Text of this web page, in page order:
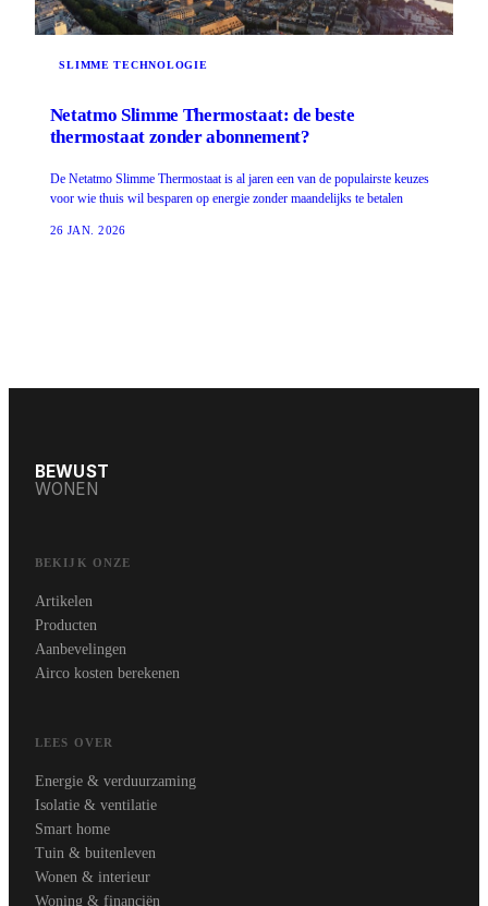
SLIMME TECHNOLOGIE
Netatmo Slimme Thermostaat: de beste
thermostaat zonder abonnement?
De Netatmo Slimme Thermostaat is al jaren een van de populairste keuzes
voor wie thuis wil besparen op energie zonder maandelijks te betalen
26 JAN. 2026
BEWUST
WONEN
BEKIJK ONZE
Artikelen
Producten
Aanbevelingen
Airco kosten berekenen
LEES OVER
Energie & verduurzaming
Isolatie & ventilatie
Smart home
Tuin & buitenleven
Wonen & interieur
Woning & financiën